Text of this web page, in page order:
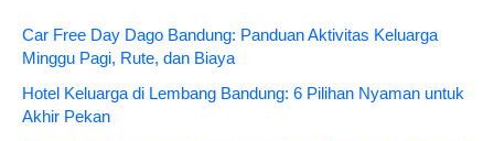
Car Free Day Dago Bandung: Panduan Aktivitas Keluarga
Minggu Pagi, Rute, dan Biaya
Hotel Keluarga di Lembang Bandung: 6 Pilihan Nyaman untuk
Akhir Pekan